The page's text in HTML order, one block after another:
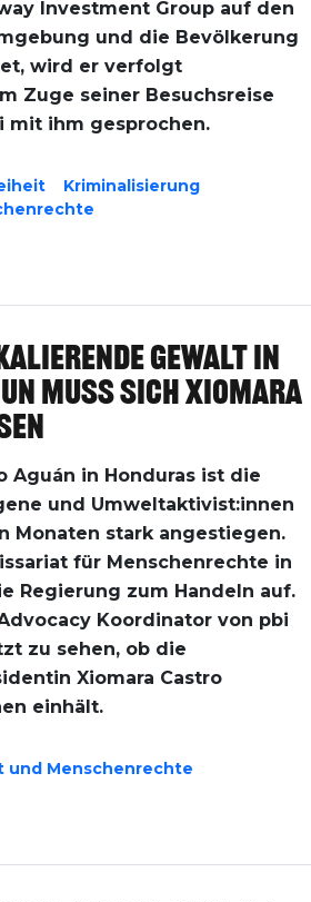
Investment Group auf den
und die Bevölkerung
wird er verfolgt
Zuge seiner Besuchsreise
mit ihm gesprochen.
Kriminalisierung
Gewalt in
muss sich Xiomara
Aguán in Honduras ist die
und Umweltaktivist:innen
Monaten stark angestiegen.
für Menschenrechte in
Regierung zum Handeln auf.
Koordinator von pbi
zu sehen, ob die
Xiomara Castro
einhält.
und Menschenrechte